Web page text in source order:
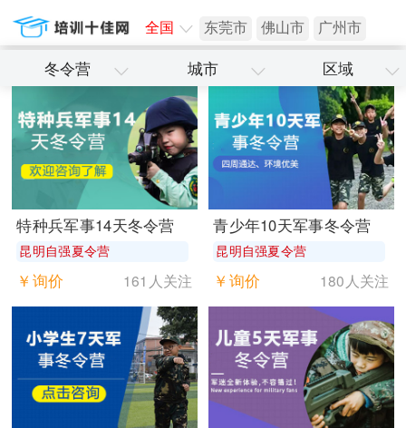
全国 东莞市 佛山市 广州市
深圳市
冬令营 城市 区域
特种兵军事14天冬令营
昆明自强夏令营
￥询价 161人关注
青少年10天军事冬令营
昆明自强夏令营
￥询价 180人关注